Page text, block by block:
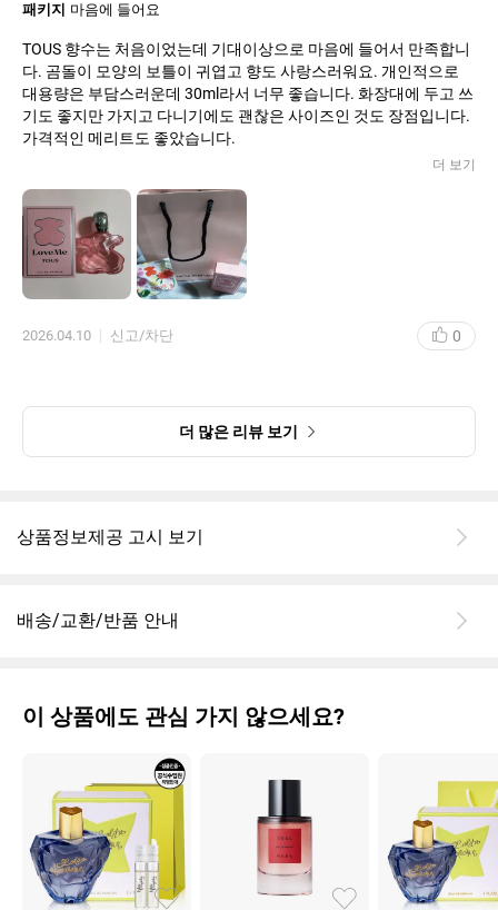
패키지 마음에 들어요
TOUS 향수는 처음이었는데 기대이상으로 마음에 들어서 만족합니
다. 곰돌이 모양의 보틀이 귀엽고 향도 사랑스러워요. 개인적으로
대용량은 부담스러운데 30ml라서 너무 좋습니다. 화장대에 두고 쓰
기도 좋지만 가지고 다니기에도 괜찮은 사이즈인 것도 장점입니다.
가격적인 메리트도 좋았습니다.
더 보기
2026.04.10 신고/차단 0
더 많은 리뷰 보기
상품정보제공 고시 보기
배송/교환/반품 안내
이 상품에도 관심 가지 않으세요?